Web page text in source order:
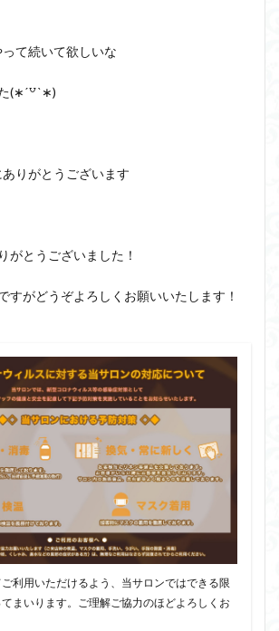
て続いて欲しいな
(∗ˊ꒵ˋ∗)
りがとうございます
がとうございました！
すがどうぞよろしくお願いいたします！
利用いただけるよう、当サロンではできる限
まいります。ご理解ご協力のほどよろしくお